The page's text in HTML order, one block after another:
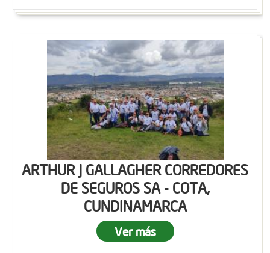
ARTHUR J GALLAGHER CORREDORES
DE SEGUROS SA - COTA,
CUNDINAMARCA
Ver más